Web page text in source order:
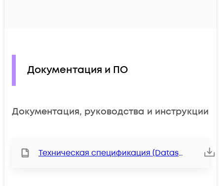
Документация и ПО
Документация, руководства и инструкции
Техническая спецификация (Datasheet)